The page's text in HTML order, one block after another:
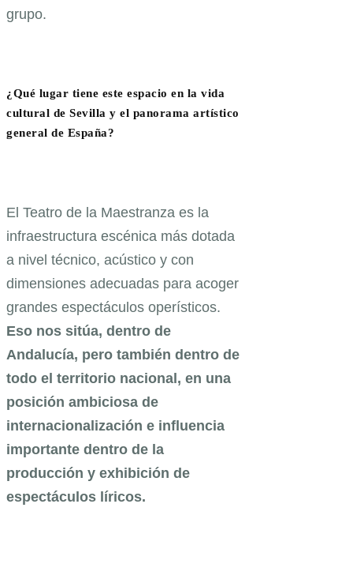
grupo.
¿Qué lugar tiene este espacio en la vida
cultural de Sevilla y el panorama artístico
general de España?
El Teatro de la Maestranza es la
infraestructura escénica más dotada
a nivel técnico, acústico y con
dimensiones adecuadas para acoger
grandes espectáculos operísticos.
Eso nos sitúa, dentro de
Andalucía, pero también dentro de
todo el territorio nacional, en una
posición ambiciosa de
internacionalización e influencia
importante dentro de la
producción y exhibición de
espectáculos líricos.